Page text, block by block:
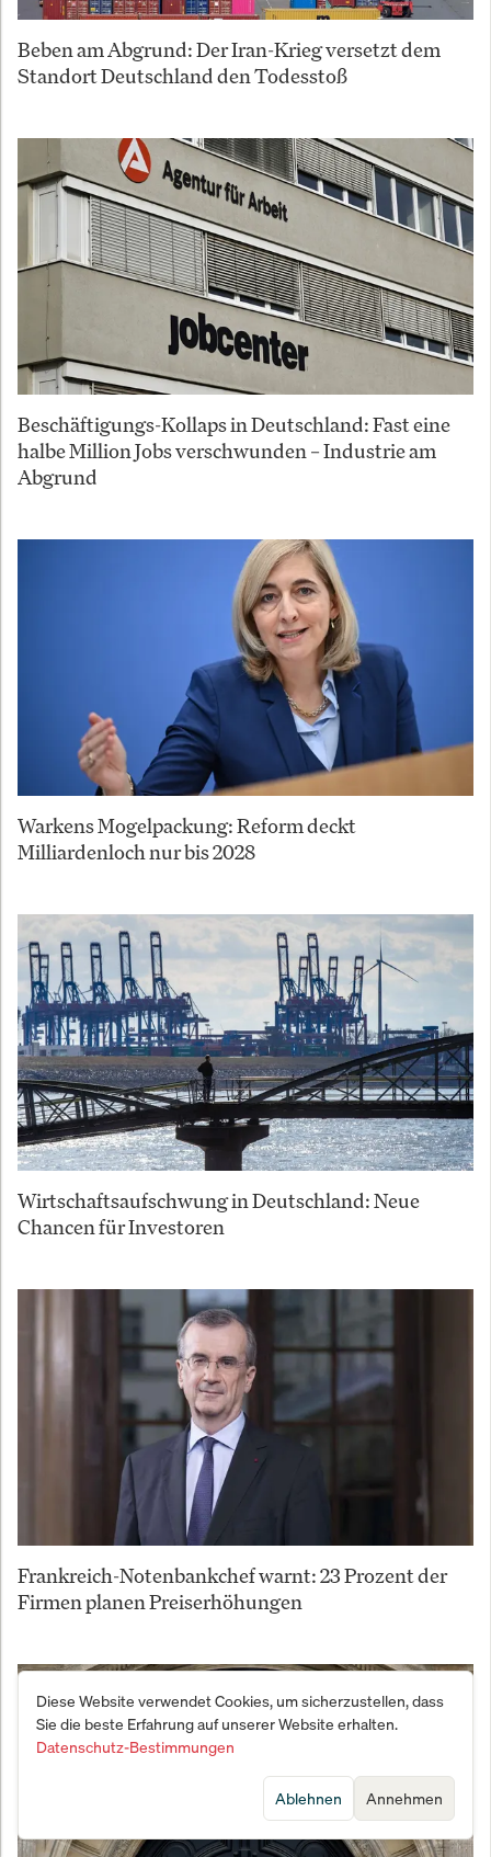
Beben am Abgrund: Der Iran-Krieg versetzt dem
Standort Deutschland den Todesstoß
Beschäftigungs-Kollaps in Deutschland: Fast eine
halbe Million Jobs verschwunden – Industrie am
Abgrund
Warkens Mogelpackung: Reform deckt
Milliardenloch nur bis 2028
Wirtschaftsaufschwung in Deutschland: Neue
Chancen für Investoren
Frankreich-Notenbankchef warnt: 23 Prozent der
Firmen planen Preiserhöhungen
Diese Website verwendet Cookies, um sicherzustellen, dass
Sie die beste Erfahrung auf unserer Website erhalten.
Datenschutz-Bestimmungen
Annehmen
Ablehnen